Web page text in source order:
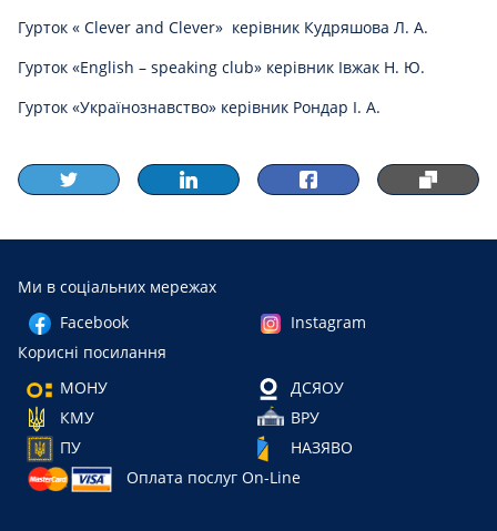
Гурток « Clever and Clever» керівник Кудряшова Л. А.
Гурток «English – speaking club» керівник Івжак Н. Ю.
Гурток «Українознавство» керівник Рондар І. А.
Ми в соціальних мережах
Facebook
Instagram
Корисні посилання
МОНУ
ДСЯОУ
КМУ
ВРУ
ПУ
НАЗЯВО
Оплата послуг On-Line